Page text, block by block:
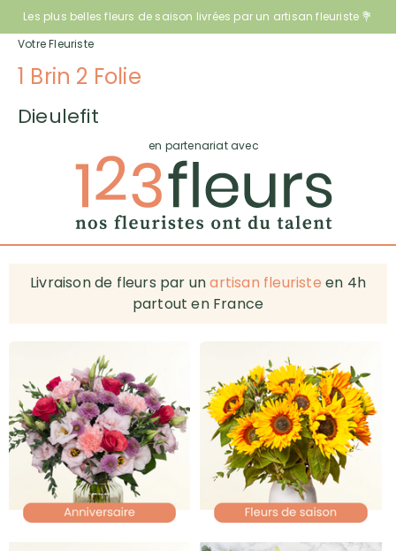
Les plus belles fleurs de saison livrées par un artisan fleuriste 💐
Votre Fleuriste
1 Brin 2 Folie
Dieulefit
en partenariat avec
Livraison de fleurs par unartisan fleuriste en 4h
partout en France